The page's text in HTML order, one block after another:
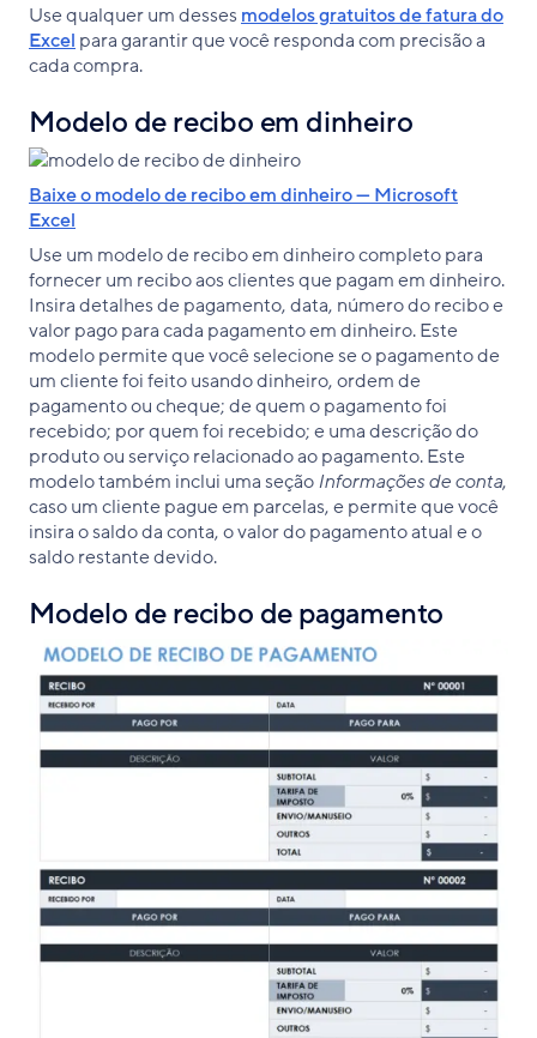
Use qualquer um desses modelos gratuitos de fatura do
Excel para garantir que você responda com precisão a
cada compra.
Modelo de recibo em dinheiro
Baixe o modelo de recibo em dinheiro — Microsoft
Excel
Use um modelo de recibo em dinheiro completo para
fornecer um recibo aos clientes que pagam em dinheiro.
Insira detalhes de pagamento, data, número do recibo e
valor pago para cada pagamento em dinheiro. Este
modelo permite que você selecione se o pagamento de
um cliente foi feito usando dinheiro, ordem de
pagamento ou cheque; de quem o pagamento foi
recebido; por quem foi recebido; e uma descrição do
produto ou serviço relacionado ao pagamento. Este
modelo também inclui uma seçãoInformações de conta,
caso um cliente pague em parcelas, e permite que você
insira o saldo da conta, o valor do pagamento atual e o
saldo restante devido.
Modelo de recibo de pagamento